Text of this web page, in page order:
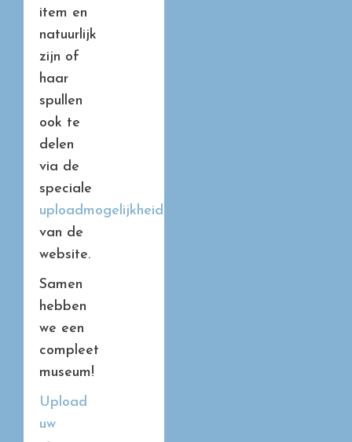
item en
natuurlijk
zijn of
haar
spullen
ook te
delen
via de
speciale
uploadmogelijkheid
van de
website.
Samen
hebben
we een
compleet
museum!
Upload
uw